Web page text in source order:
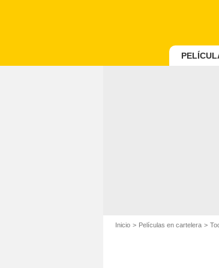
Inicio Películas en cartelera